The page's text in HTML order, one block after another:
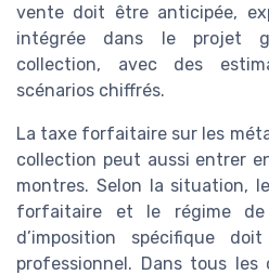
vente doit être anticipée,
intégrée dans le projet
collection, avec des
scénarios chiffrés.
La taxe forfaitaire sur les
collection peut aussi entrer
montres. Selon la situation,
forfaitaire et le régime
d’imposition spécifique
professionnel. Dans tous les